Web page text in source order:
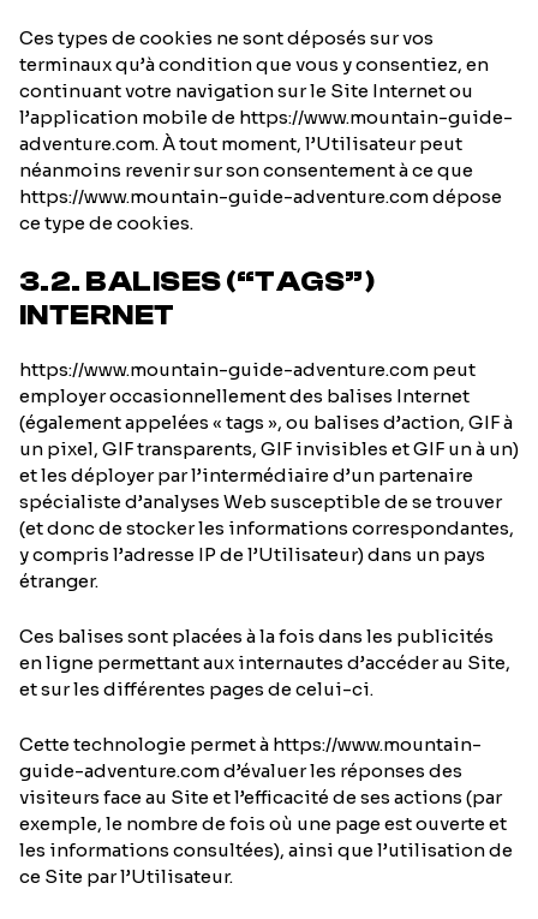
Ces types de cookies ne sont déposés sur vos
terminaux qu’à condition que vous y consentiez, en
continuant votre navigation sur le Site Internet ou
l’application mobile de https://www.mountain-guide-
adventure.com. À tout moment, l’Utilisateur peut
néanmoins revenir sur son consentement à ce que
https://www.mountain-guide-adventure.com dépose
ce type de cookies.
3.2. BALISES (“TAGS”)
INTERNET
https://www.mountain-guide-adventure.com peut
employer occasionnellement des balises Internet
(également appelées « tags », ou balises d’action, GIF à
un pixel, GIF transparents, GIF invisibles et GIF un à un)
et les déployer par l’intermédiaire d’un partenaire
spécialiste d’analyses Web susceptible de se trouver
(et donc de stocker les informations correspondantes,
y compris l’adresse IP de l’Utilisateur) dans un pays
étranger.
Ces balises sont placées à la fois dans les publicités
en ligne permettant aux internautes d’accéder au Site,
et sur les différentes pages de celui-ci.
Cette technologie permet à https://www.mountain-
guide-adventure.com d’évaluer les réponses des
visiteurs face au Site et l’efficacité de ses actions (par
exemple, le nombre de fois où une page est ouverte et
les informations consultées), ainsi que l’utilisation de
ce Site par l’Utilisateur.